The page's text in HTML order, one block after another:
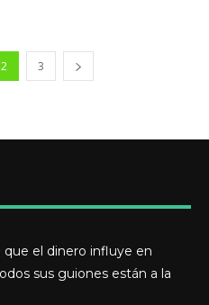
2 3
el dinero influye en
sus guiones están a la